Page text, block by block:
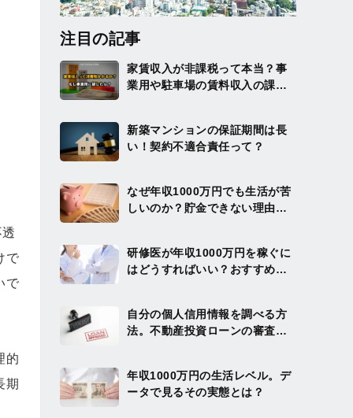
で
で
的
期
注目の記事
家賃収入が非課税って本当？事
業用や駐車場の賃料収入の課税
新築マンションの保証期間は長
い！契約不適合責任って？
なぜ年収1000万円でも生活が苦
しいのか？貯金できない理由と
研修医が年収1000万円を稼ぐに
はどうすればいい？おすすめの
自分の個人信用情報を調べる方
法。不動産投資ローンの審査を
年収1000万円の生活レベル。デ
ータで見るその実態とは？